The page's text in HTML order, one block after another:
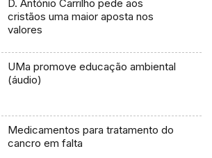
D. António Carrilho pede aos
cristãos uma maior aposta nos
valores
UMa promove educação ambiental
(áudio)
Medicamentos para tratamento do
cancro em falta